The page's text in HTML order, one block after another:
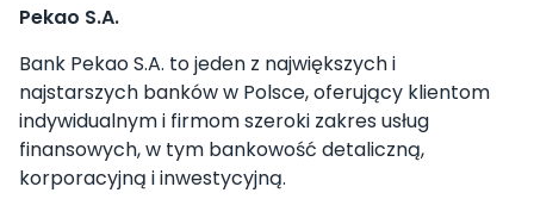
Pekao S.A.
Bank Pekao S.A. to jeden z największych i
najstarszych banków w Polsce, oferujący klientom
indywidualnym i firmom szeroki zakres usług
finansowych, w tym bankowość detaliczną,
korporacyjną i inwestycyjną.